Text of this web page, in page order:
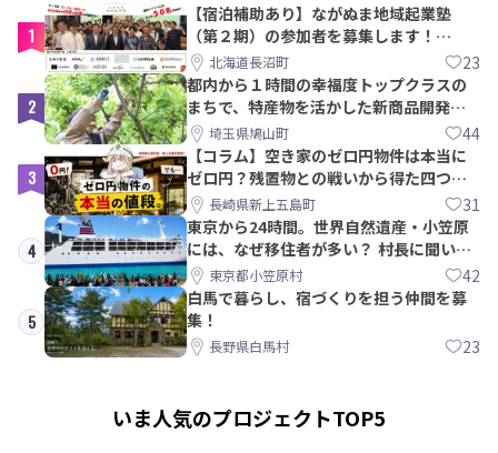
1
【宿泊補助あり】ながぬま地域起業塾
（第２期）の参加者を募集します！
【8/21〆】
北海道長沼町 23
2
都内から１時間の幸福度トップクラスの
まちで、特産物を活かした新商品開発＆
PRメンバー募集！
埼玉県鳩山町 44
3
【コラム】空き家のゼロ円物件は本当に
ゼロ円？残置物との戦いから得た四つの
教訓｜新上五島町
長崎県新上五島町 31
4
東京から24時間。世界自然遺産・小笠原
には、なぜ移住者が多い？ 村長に聞いて
みた東京都小笠原村 42
5
白馬で暮らし、宿づくりを担う仲間を募
集！
長野県白馬村 23
いま人気のプロジェクトTOP5